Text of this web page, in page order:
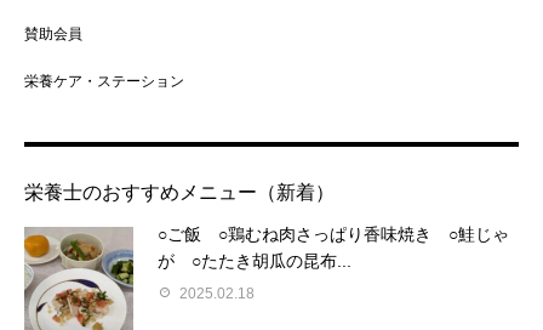
賛助会員
栄養ケア・ステーション
栄養士のおすすめメニュー（新着）
○ご飯 ○鶏むね肉さっぱり香味焼き ○鮭じゃ
が ○たたき胡瓜の昆布...
2025.02.18